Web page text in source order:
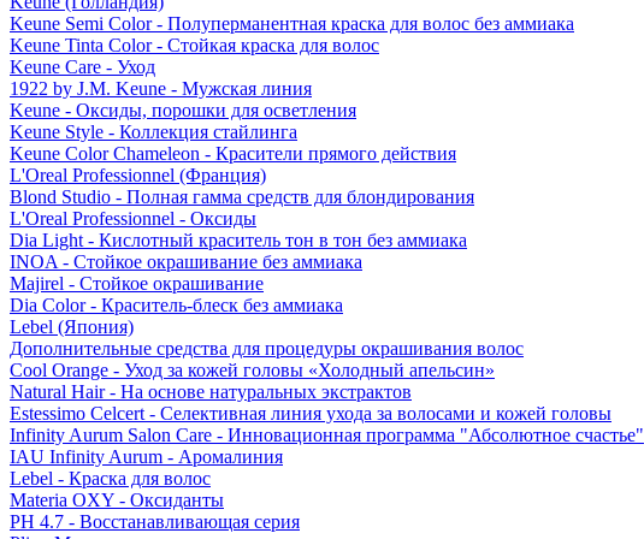
Keune Semi Color - Полуперманентная краска для волос без аммиака
Keune Tinta Color - Стойкая краска для волос
Keune Care - Уход
1922 by J.M. Keune - Мужская линия
Keune - Оксиды, порошки для осветления
Keune Style - Коллекция стайлинга
Keune Color Chameleon - Красители прямого действия
L'Oreal Professionnel (Франция)
Blond Studio - Полная гамма средств для блондирования
L'Oreal Professionnel - Оксиды
Dia Light - Кислотный краситель тон в тон без аммиака
INOA - Стойкое окрашивание без аммиака
Majirel - Стойкое окрашивание
Dia Color - Краситель-блеск без аммиака
Lebel (Япония)
Дополнительные средства для процедуры окрашивания волос
Cool Orange - Уход за кожей головы «Холодный апельсин»
Natural Hair - На основе натуральных экстрактов
Estessimo Celcert - Селективная линия ухода за волосами и кожей головы
Infinity Aurum Salon Care - Инновационная программа "Абсолютное счастье"
IAU Infinity Aurum - Аромалиния
Lebel - Краска для волос
Materia OXY - Оксиданты
PH 4.7 - Восстанавливающая серия